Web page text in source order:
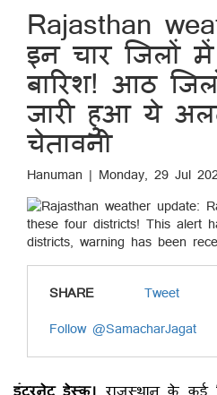
Rajasthan
इन चार जिलों
बारिश! आठ
जारी हुआ ये
चेतावनी
Hanuman | Monday, 29 Jul
SHARE
Tweet
Follow @SamacharJagat
इंटरनेट डेस्क। राजस्थान के कई